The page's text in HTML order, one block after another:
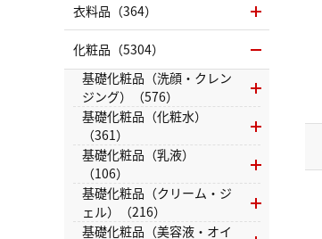
衣料品（364）
化粧品（5304）
基礎化粧品（洗顔・クレン
ジング）（576）
基礎化粧品（化粧水）
（361）
基礎化粧品（乳液）
（106）
基礎化粧品（クリーム・ジ
ェル）（216）
基礎化粧品（美容液・オイ